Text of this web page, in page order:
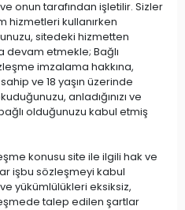
onun tarafından işletilir. Sizler
hizmetleri kullanırken
sitedeki hizmetten
etmekle; Bağlı
imzalama hakkına,
ve 18 yaşın üzerinde
anladığınızı ve
olduğunuzu kabul etmiş
konusu site ile ilgili hak ve
işbu sözleşmeyi kabul
yükümlülükleri eksiksiz,
talep edilen şartlar